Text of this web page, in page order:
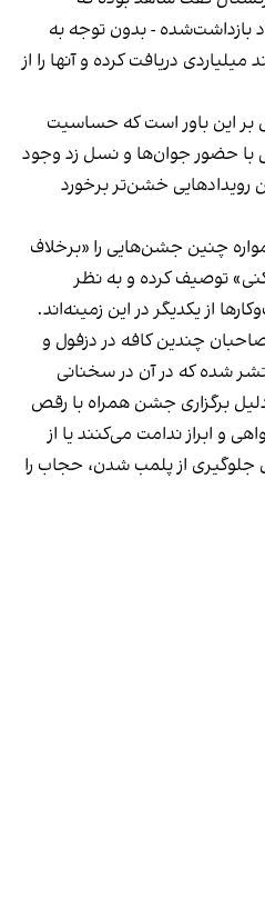
بازداشت‌‌شده - بدون توجه به
دریافت کرده و آنها را از
این باور است که حساسیت
حضور جوان‌ها و نسل زد وجود
رویدادهایی خشن‌تر برخورد
چنین جشن‌هایی را «برخلاف
توصیف کرده و به نظر
از یکدیگر در این زمینه‌اند.
چندین کافه در دزفول و
شده که در آن در سخنانی
برگزاری جشن همراه با رقص
و ابراز ندامت می‌کنند یا از
از پلمب شدن، حجاب را